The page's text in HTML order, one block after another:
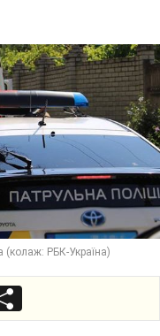
(колаж: РБК-Україна)